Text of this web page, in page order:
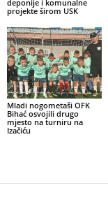
deponije i komunalne
projekte širom USK
Mladi nogometaši OFK
Bihać osvojili drugo
mjesto na turniru na
Izačiću